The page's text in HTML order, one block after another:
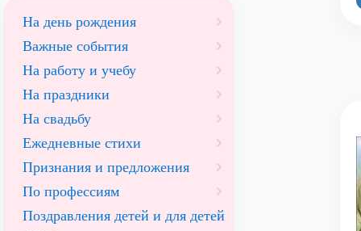
На день рождения
Важные события
На работу и учебу
На праздники
На свадьбу
Ежедневные стихи
Признания и предложения
По профессиям
Поздравления детей и для детей